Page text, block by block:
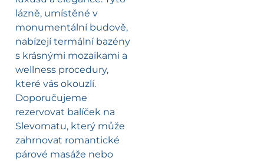
lázně, umístěné v
monumentální budově,
nabízejí termální bazény
s krásnými mozaikami a
wellness procedury,
které vás okouzlí.
Doporučujeme
rezervovat balíček na
Slevomatu, který může
zahrnovat romantické
párové masáže nebo